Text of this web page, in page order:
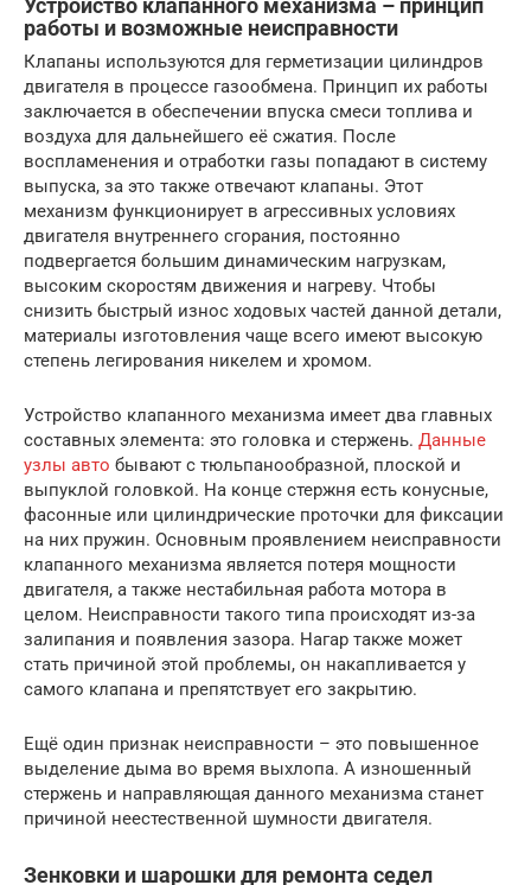
Устройство клапанного механизма – принцип
работы и возможные неисправности
Клапаны используются для герметизации цилиндров
двигателя в процессе газообмена. Принцип их работы
заключается в обеспечении впуска смеси топлива и
воздуха для дальнейшего её сжатия. После
воспламенения и отработки газы попадают в систему
выпуска, за это также отвечают клапаны. Этот
механизм функционирует в агрессивных условиях
двигателя внутреннего сгорания, постоянно
подвергается большим динамическим нагрузкам,
высоким скоростям движения и нагреву. Чтобы
снизить быстрый износ ходовых частей данной детали,
материалы изготовления чаще всего имеют высокую
степень легирования никелем и хромом.
Устройство клапанного механизма имеет два главных
составных элемента: это головка и стержень. Данные
узлы авто бывают с тюльпанообразной, плоской и
выпуклой головкой. На конце стержня есть конусные,
фасонные или цилиндрические проточки для фиксации
на них пружин. Основным проявлением неисправности
клапанного механизма является потеря мощности
двигателя, а также нестабильная работа мотора в
целом. Неисправности такого типа происходят из-за
залипания и появления зазора. Нагар также может
стать причиной этой проблемы, он накапливается у
самого клапана и препятствует его закрытию.
Ещё один признак неисправности – это повышенное
выделение дыма во время выхлопа. А изношенный
стержень и направляющая данного механизма станет
причиной неестественной шумности двигателя.
Зенковки и шарошки для ремонта седел